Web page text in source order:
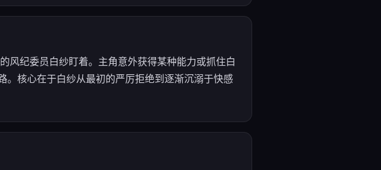
风纪委员白纱盯着。主角意外获得某种能力或抓住白
。核心在于白纱从最初的严厉拒绝到逐渐沉溺于快感